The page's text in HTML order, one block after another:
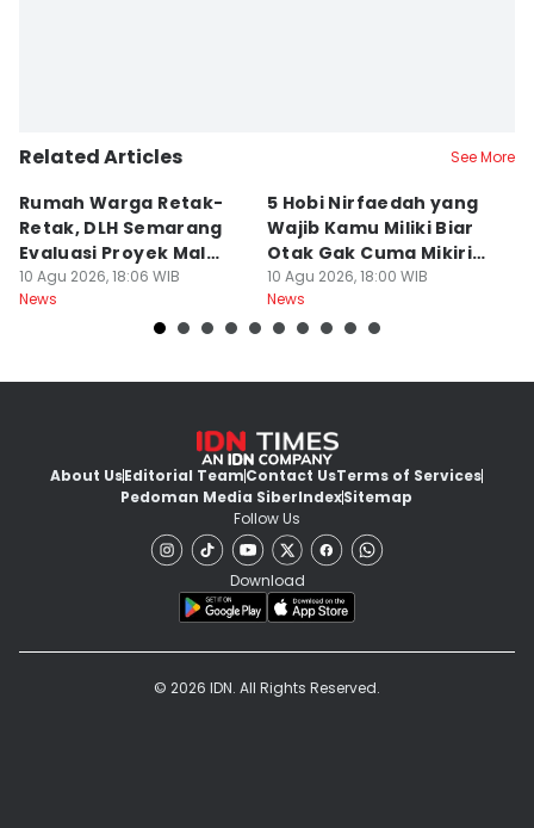
Related Articles See More
Rumah Warga Retak-
Retak, DLH Semarang
Evaluasi Proyek Mal
Pakuwon
10 Agu 2026, 18:06 WIB
News
5 Hobi Nirfaedah yang
Wajib Kamu Miliki Biar
Otak Gak Cuma Mikirin
Cara Dapet Duit Terus
10 Agu 2026, 18:00 WIB
News
About UsEditorial TeamContact UsTerms of Services
Pedoman Media SiberIndexSitemap
Follow Us
Download
© 2026 IDN. All Rights Reserved.